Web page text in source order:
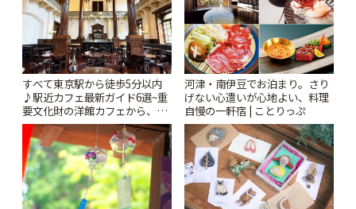
すべて東京駅から徒歩5分以内
♪駅近カフェ最新ガイド6選~重
要文化財の洋館カフェから、改
札すぐのレトロ喫茶まで~ | こと
りっぷ
河津・南伊豆でお泊まり。さり
げない心遣いが心地よい、料理
自慢の一軒宿 | ことりっぷ